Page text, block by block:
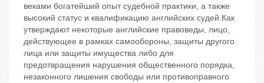
веками богатейший опыт судебной практики, а также
высокий статус и квалификацию английских судей.Как
утверждают некоторые английские правоведы, лицо,
действующее в рамках самообороны, защиты другого
лица или защиты имущества либо для
предотвращения нарушения общественного порядка,
незаконного лишения свободы или противоправного